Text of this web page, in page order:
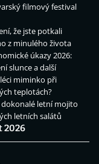
filmový festival
že jste potkali
z minulého života
úkazy 2026:
slunce a další
miminko při
teplotách?
dokonalé letní mojito
letních salátů
2026